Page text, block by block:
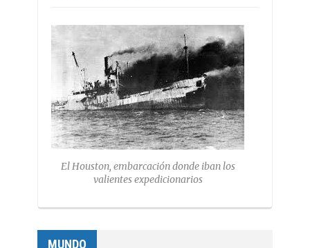
El Houston, embarcación donde iban los
valientes expedicionarios
MUNDO